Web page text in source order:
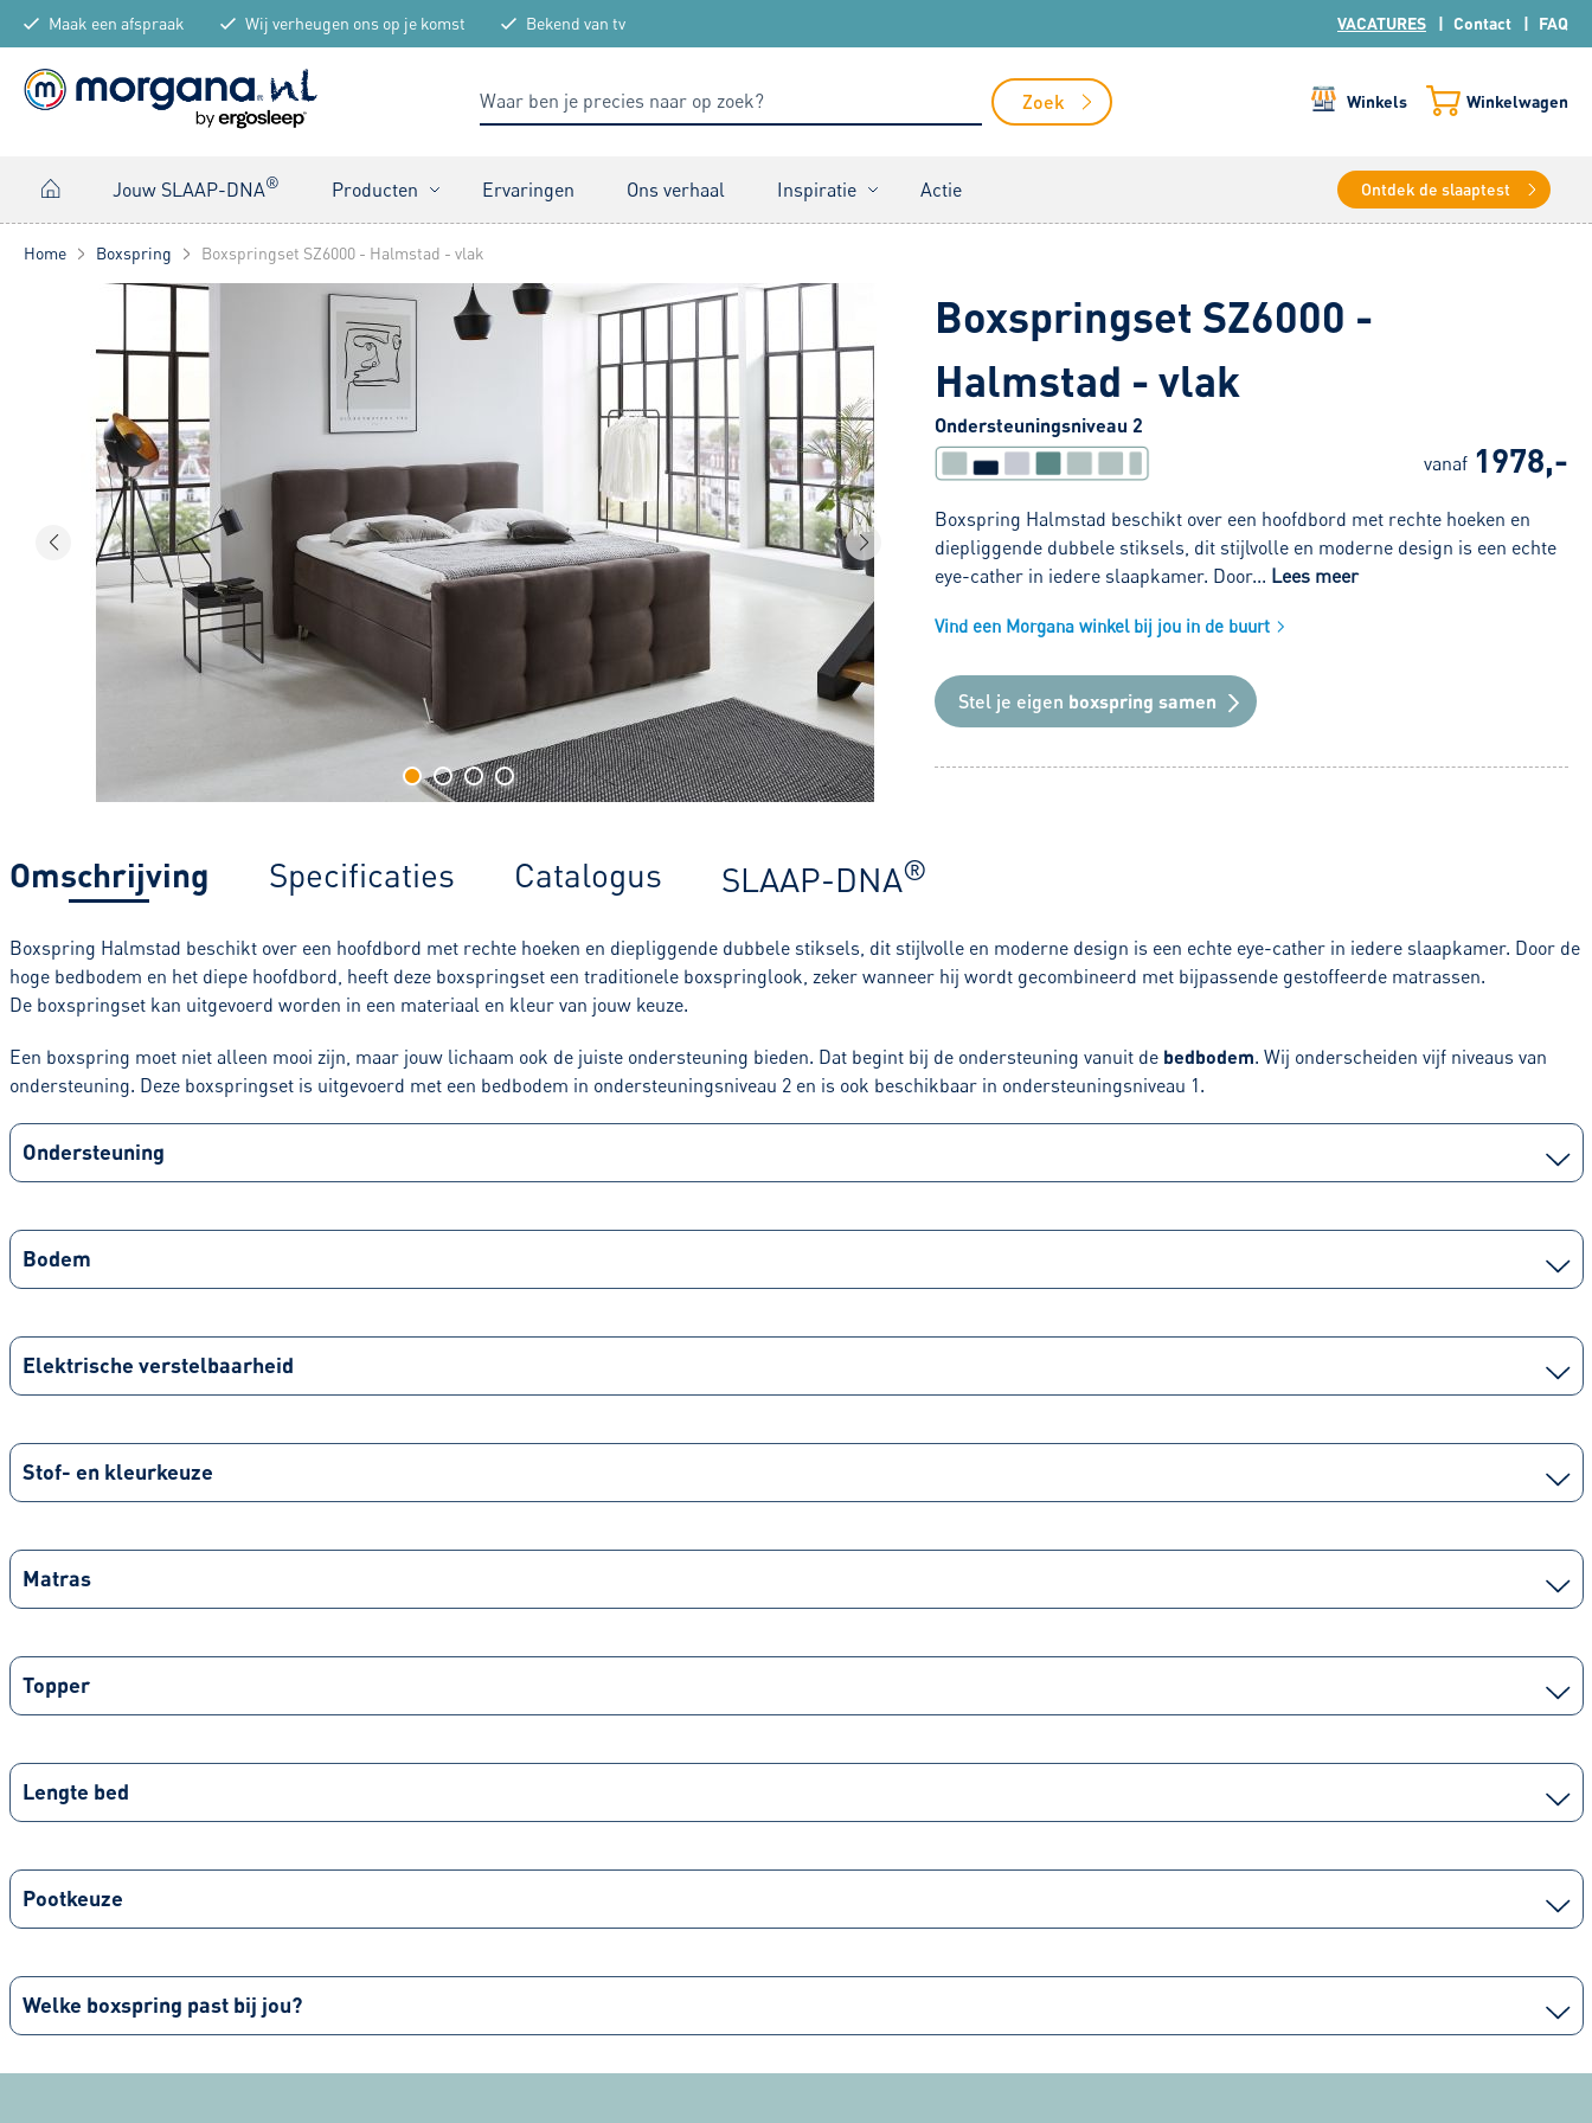
Maak een afspraak Wij verheugen ons op je komst Bekend van tv VACATURES Contact FAQ
Zoek Winkels Winkelwagen
Jouw SLAAP-DNA® Producten Ervaringen Ons verhaal Inspiratie Actie Ontdek de slaaptest
Home Boxspring Boxspringset SZ6000 - Halmstad - vlak
Boxspringset SZ6000 -
Halmstad - vlak
Ondersteuningsniveau 2
vanaf 1978,-
Boxspring Halmstad beschikt over een hoofdbord met rechte hoeken en
diepliggende dubbele stiksels, dit stijlvolle en moderne design is een echte
eye-cather in iedere slaapkamer. Door... Lees meer
Vind een Morgana winkel bij jou in de buurt
Stel je eigen boxspring samen
Omschrijving Specificaties Catalogus SLAAP-DNA®
Boxspring Halmstad beschikt over een hoofdbord met rechte hoeken en diepliggende dubbele stiksels, dit stijlvolle en moderne design is een echte eye-cather in iedere slaapkamer. Door de
hoge bedbodem en het diepe hoofdbord, heeft deze boxspringset een traditionele boxspringlook, zeker wanneer hij wordt gecombineerd met bijpassende gestoffeerde matrassen.
De boxspringset kan uitgevoerd worden in een materiaal en kleur van jouw keuze.
Een boxspring moet niet alleen mooi zijn, maar jouw lichaam ook de juiste ondersteuning bieden. Dat begint bij de ondersteuning vanuit de bedbodem. Wij onderscheiden vijf niveaus van
ondersteuning. Deze boxspringset is uitgevoerd met een bedbodem in ondersteuningsniveau 2 en is ook beschikbaar in ondersteuningsniveau 1.
Ondersteuning
Bodem
Elektrische verstelbaarheid
Stof- en kleurkeuze
Matras
Topper
Lengte bed
Pootkeuze
Welke boxspring past bij jou?